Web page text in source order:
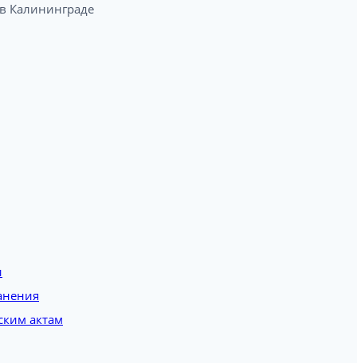
Калининграде​
актам